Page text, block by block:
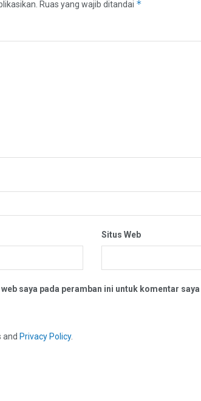
Ruas yang wajib ditandai *
Situs Web
saya pada peramban ini untuk komentar
and Privacy Policy.